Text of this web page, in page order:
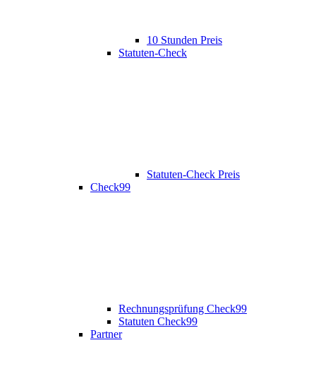
10 Stunden Preis
Statuten-Check
Statuten-Check Preis
Check99
Rechnungsprüfung Check99
Statuten Check99
Partner